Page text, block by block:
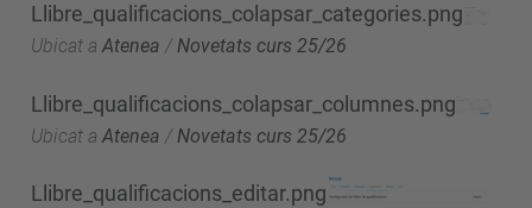
Llibre_qualificacions_colapsar_categories.png
Ubicat a Atenea /Novetats curs 25/26
Llibre_qualificacions_colapsar_columnes.png
Ubicat a Atenea /Novetats curs 25/26
Llibre_qualificacions_editar.png